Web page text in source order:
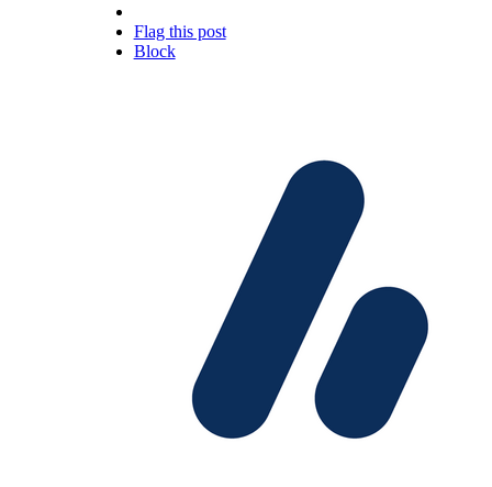
Flag this post
Block